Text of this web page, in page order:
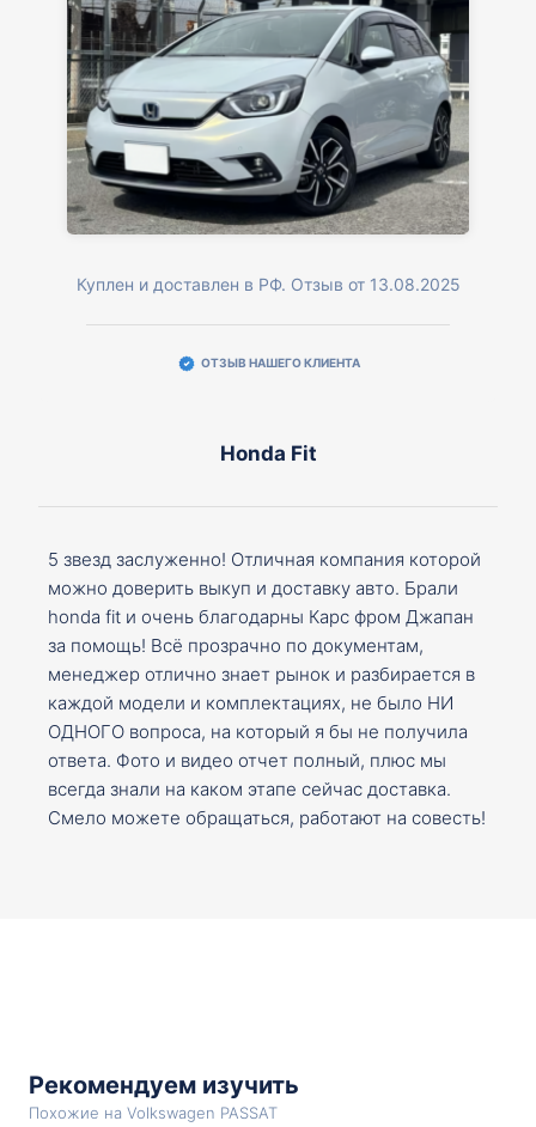
Куплен и доставлен в РФ. Отзыв от 13.08.2025
ОТЗЫВ НАШЕГО КЛИЕНТА
Honda Fit
5 звезд заслуженно! Отличная компания которой
можно доверить выкуп и доставку авто. Брали
honda fit и очень благодарны Карс фром Джапан
за помощь! Всё прозрачно по документам,
менеджер отлично знает рынок и разбирается в
каждой модели и комплектациях, не было НИ
ОДНОГО вопроса, на который я бы не получила
ответа. Фото и видео отчет полный, плюс мы
всегда знали на каком этапе сейчас доставка.
Смело можете обращаться, работают на совесть!
Рекомендуем изучить
Похожие на Volkswagen PASSAT